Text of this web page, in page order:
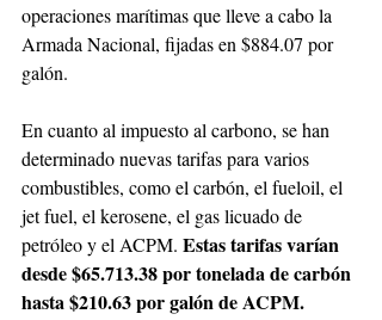
operaciones marítimas que lleve a cabo la
Armada Nacional, fijadas en $884.07 por
galón.
En cuanto al impuesto al carbono, se han
determinado nuevas tarifas para varios
combustibles, como el carbón, el fueloil, el
jet fuel, el kerosene, el gas licuado de
petróleo y el ACPM. Estas tarifas varían
desde $65.713.38 por tonelada de carbón
hasta $210.63 por galón de ACPM.